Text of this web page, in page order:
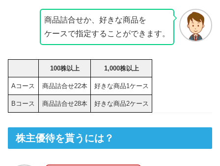
商品詰合せか、好きな商品を
ケースで指定することができます。
100株以上 1,000株以上
Aコース 商品詰合せ22本 好きな商品1ケース
Bコース 商品詰合せ28本 好きな商品2ケース
株主優待を貰うには？